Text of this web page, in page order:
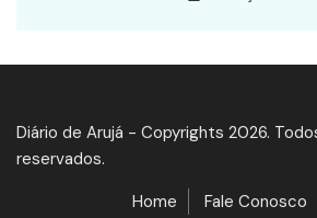
Diário de Arujá - Copyrights 2026.
reservados.
Home
Fale Conosco